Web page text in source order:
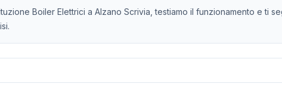
Boiler Elettrici a Alzano Scrivia, testiamo il funzionamento e ti